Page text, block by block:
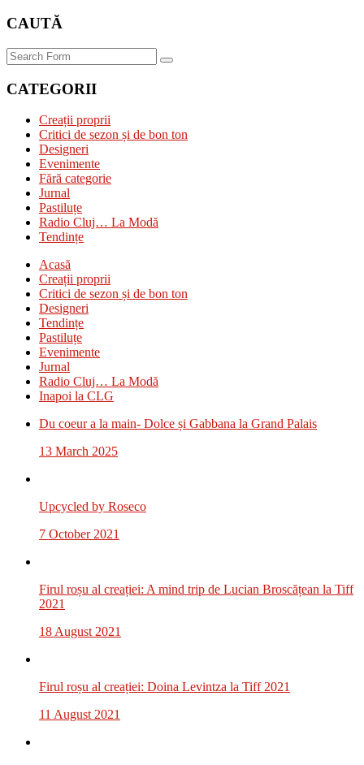
CAUTĂ
Search
CATEGORII
Creații proprii
Critici de sezon și de bon ton
Designeri
Evenimente
Fără categorie
Jurnal
Pastiluțe
Radio Cluj… La Modă
Tendințe
Acasă
Creații proprii
Critici de sezon și de bon ton
Designeri
Tendințe
Pastiluțe
Evenimente
Jurnal
Radio Cluj… La Modă
Inapoi la CLG
Du coeur a la main- Dolce și Gabbana la Grand Palais
13 March 2025
Upcycled by Roseco
7 October 2021
Firul roșu al creației: A mind trip de Lucian Broscățean la Tiff
2021
18 August 2021
Firul roșu al creației: Doina Levintza la Tiff 2021
11 August 2021